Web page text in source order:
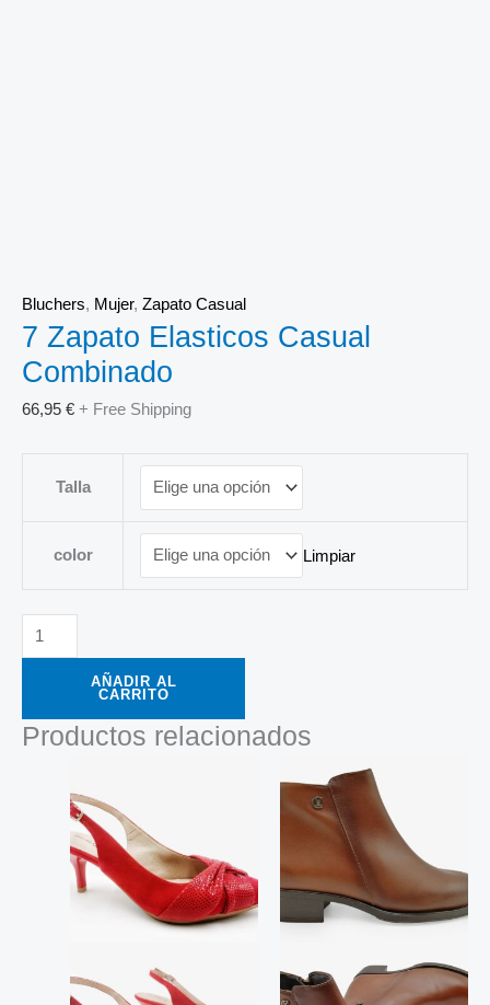
Bluchers, Mujer, Zapato Casual
7 Zapato Elasticos Casual
Combinado
66,95 € + Free Shipping
Talla
color Limpiar
AÑADIR AL
CARRITO
Productos relacionados